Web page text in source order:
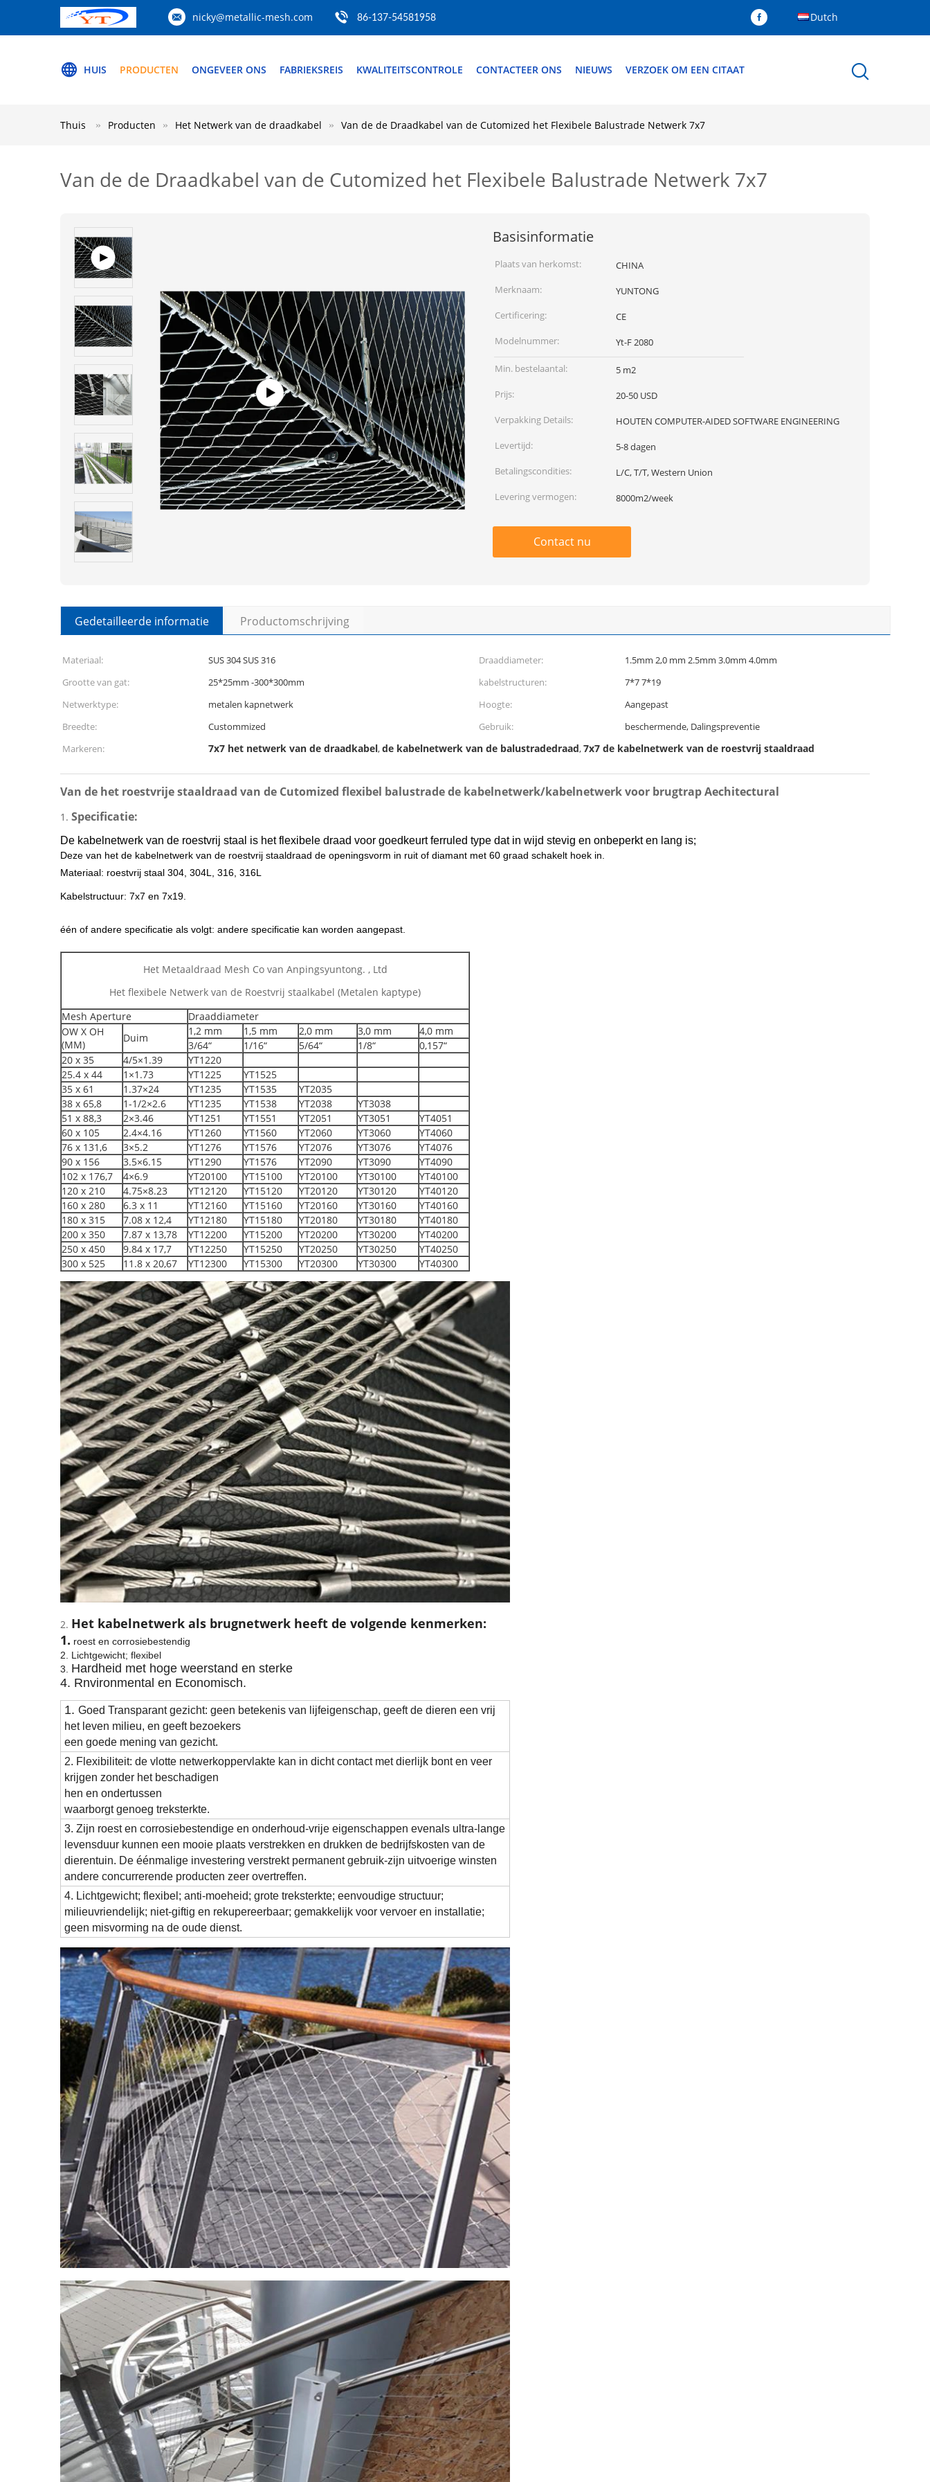
nicky@metallic-mesh.com 86-137-54581958 Dutch
HUIS PRODUCTEN ONGEVEER ONS FABRIEKSREIS KWALITEITSCONTROLE CONTACTEER ONS NIEUWS VERZOEK OM EEN CITAAT
Thuis Producten Het Netwerk van de draadkabel Van de de Draadkabel van de Cutomized het Flexibele Balustrade Netwerk 7x7
Van de de Draadkabel van de Cutomized het Flexibele Balustrade Netwerk 7x7
Basisinformatie
Plaats van herkomst:
CHINA
Merknaam:
YUNTONG
Certificering:
CE
Modelnummer:
Yt-F 2080
Min. bestelaantal:
5 m2
Prijs:
20-50 USD
Verpakking Details:
HOUTEN COMPUTER-AIDED SOFTWARE ENGINEERING
Levertijd:
5-8 dagen
Betalingscondities:
L/C, T/T, Western Union
Levering vermogen:
8000m2/week
Contact nu
Gedetailleerde informatie Productomschrijving
Materiaal: SUS 304 SUS 316 Draaddiameter:
1.5mm 2,0 mm 2.5mm 3.0mm 4.0mm
Grootte van gat:
25*25mm -300*300mm kabelstructuren:
7*7 7*19
Netwerktype:
metalen kapnetwerk Hoogte:
Aangepast
Breedte:
Custommized Gebruik:
beschermende, Dalingspreventie
Markeren:
7x7 het netwerk van de draadkabel,de kabelnetwerk van de balustradedraad,7x7 de kabelnetwerk van de roestvrij staaldraad
Van de het roestvrije staaldraad van de Cutomized flexibel balustrade de kabelnetwerk/kabelnetwerk voor brugtrap Aechitectural
1. Specificatie:
De kabelnetwerk van de roestvrij staal is het flexibele draad voor goedkeurt ferruled type dat in wijd stevig en onbeperkt en lang is;
Deze van het de kabelnetwerk van de roestvrij staaldraad de openingsvorm in ruit of diamant met 60 graad schakelt hoek in.
Materiaal: roestvrij staal 304, 304L, 316, 316L
Kabelstructuur: 7x7 en 7x19.
één of andere specificatie als volgt: andere specificatie kan worden aangepast.
Het Metaaldraad Mesh Co van Anpingsyuntong. , Ltd
Het flexibele Netwerk van de Roestvrij staalkabel (Metalen kaptype)
Mesh Aperture
Draaddiameter
OW X OH
(MM)
Duim
1,2 mm 1,5 mm 2,0 mm 3,0 mm
4,0 mm
3/64“
1/16“ 5/64“ 1/8“
0,157“
20 x 35
4/5×1.39
YT1220
25.4 x 44
1×1.73 YT1225
YT1525
35 x 61
1.37×24 YT1235 YT1535
YT2035
38 x 65,8
1-1/2×2.6 YT1235 YT1538 YT2038
YT3038
51 x 88,3
2×3.46 YT1251 YT1551 YT2051 YT3051
YT4051
60 x 105
2.4×4.16 YT1260 YT1560 YT2060 YT3060
YT4060
76 x 131,6
3×5.2 YT1276 YT1576 YT2076 YT3076
YT4076
90 x 156
3.5×6.15 YT1290 YT1576 YT2090 YT3090
YT4090
102 x 176,7
4×6.9 YT20100 YT15100 YT20100 YT30100
YT40100
120 x 210
4.75×8.23 YT12120 YT15120 YT20120 YT30120
YT40120
160 x 280
6.3 x 11 YT12160 YT15160 YT20160 YT30160
YT40160
180 x 315
7.08 x 12,4 YT12180 YT15180 YT20180 YT30180
YT40180
200 x 350
7.87 x 13,78 YT12200 YT15200 YT20200 YT30200
YT40200
250 x 450
9.84 x 17,7 YT12250 YT15250 YT20250 YT30250
YT40250
300 x 525
11.8 x 20,67 YT12300 YT15300 YT20300 YT30300 YT40300
2. Het kabelnetwerk als brugnetwerk heeft de volgende kenmerken:
1. roest en corrosiebestendig
2. Lichtgewicht; flexibel
3. Hardheid met hoge weerstand en sterke
4. Rnvironmental en Economisch.
1. Goed Transparant gezicht: geen betekenis van lijfeigenschap, geeft de dieren een vrij
het leven milieu, en geeft bezoekers
een goede mening van gezicht.
2. Flexibiliteit: de vlotte netwerkoppervlakte kan in dicht contact met dierlijk bont en veer
krijgen zonder het beschadigen
hen en ondertussen
waarborgt genoeg treksterkte.
3. Zijn roest en corrosiebestendige en onderhoud-vrije eigenschappen evenals ultra-lange
levensduur kunnen een mooie plaats verstrekken en drukken de bedrijfskosten van de
dierentuin. De éénmalige investering verstrekt permanent gebruik-zijn uitvoerige winsten
andere concurrerende producten zeer overtreffen.
4. Lichtgewicht; flexibel; anti-moeheid; grote treksterkte; eenvoudige structuur;
milieuvriendelijk; niet-giftig en rekupereerbaar; gemakkelijk voor vervoer en installatie;
geen misvorming na de oude dienst.